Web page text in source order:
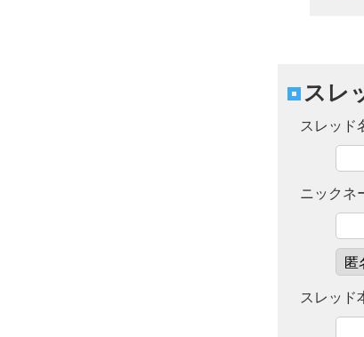
スレ
スレッド
ニックネ
スレッド